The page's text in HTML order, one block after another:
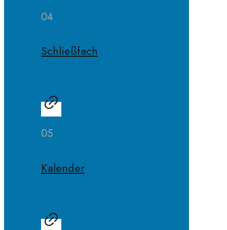
04
Schließfach
05
Kalender